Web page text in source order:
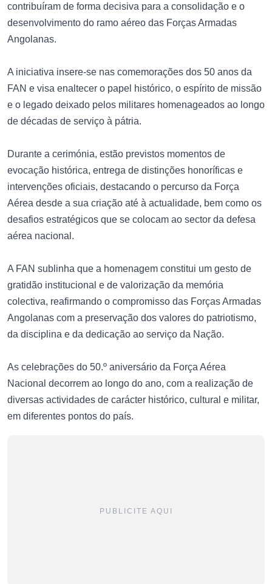
contribuíram de forma decisiva para a consolidação e o
desenvolvimento do ramo aéreo das Forças Armadas
Angolanas.
A iniciativa insere-se nas comemorações dos 50 anos da
FAN e visa enaltecer o papel histórico, o espírito de missão
e o legado deixado pelos militares homenageados ao longo
de décadas de serviço à pátria.
Durante a cerimónia, estão previstos momentos de
evocação histórica, entrega de distinções honoríficas e
intervenções oficiais, destacando o percurso da Força
Aérea desde a sua criação até à actualidade, bem como os
desafios estratégicos que se colocam ao sector da defesa
aérea nacional.
A FAN sublinha que a homenagem constitui um gesto de
gratidão institucional e de valorização da memória
colectiva, reafirmando o compromisso das Forças Armadas
Angolanas com a preservação dos valores do patriotismo,
da disciplina e da dedicação ao serviço da Nação.
As celebrações do 50.º aniversário da Força Aérea
Nacional decorrem ao longo do ano, com a realização de
diversas actividades de carácter histórico, cultural e militar,
em diferentes pontos do país.
PUBLICITE AQUI